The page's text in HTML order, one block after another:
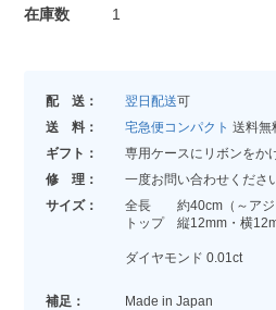
在庫数
1
配 送： 翌日配送可
送 料：
宅急便コンパクト 送料無
ギフト：
専用ケースにリボンをか
修 理：
一度お問い合わせくださ
サイズ：
全長 約40cm（～アジ
トップ 縦12mm・横
ダイヤモンド 0.01ct
補足：
Made in Japan